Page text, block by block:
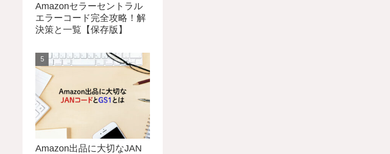
Amazonセラーセントラル
エラーコード完全攻略！解
決策と一覧【保存版】
Amazon出品に大切なJAN